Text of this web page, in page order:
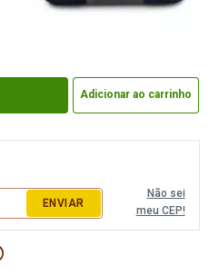
2581 Anil Profundo
3 Itens
Adicionar ao carrinho
ENVIAR
Não sei
meu CEP!